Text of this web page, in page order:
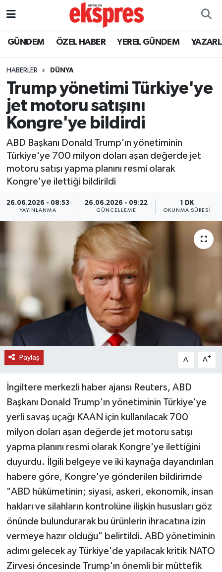
GÜNDEM ÖZEL HABER YEREL GÜNDEM
HABERLER DÜNYA
Trump yönetimi Türkiye'ye
jet motoru satışını
Kongre'ye bildirdi
ABD Başkanı Donald Trump’ın yönetiminin
Türkiye'ye 700 milyon doları aşan değerde jet
motoru satışı yapma planını resmi olarak
Kongre'ye ilettiği bildirildi
26.06.2026 - 08:53
YAYINLANMA
26.06.2026 - 09:22
GÜNCELLEME
1 DK
OKUNMA SÜRESI
Paylaş A- A+
İngiltere merkezli haber ajansı Reuters, ABD
Başkanı Donald Trump’ın yönetiminin Türkiye'ye
yerli savaş uçağı KAAN için kullanılacak 700
milyon doları aşan değerde jet motoru satışı
yapma planını resmi olarak Kongre'ye ilettiğini
duyurdu. İlgili belgeye ve iki kaynağa dayandırılan
habere göre, Kongre'ye gönderilen bildirimde
"ABD hükümetinin; siyasi, askeri, ekonomik, insan
hakları ve silahların kontrolüne ilişkin hususları göz
önünde bulundurarak bu ürünlerin ihracatına izin
vermeye hazır olduğu" belirtildi. ABD yönetiminin
adımı gelecek ay Türkiye'de yapılacak kritik NATO
Zirvesi öncesinde Trump'ın önemli bir müttefik
ÖZEL HABER
YEREL GÜNDEM
EKONOMİ
KÜLTÜR - SANAT
SİYASET
SAĞLIK
RÖPORTAJ
VİDEO HABERLER
YAZARLAR
RESMİ İLAN
MAGAZİN
Nöbetçi Eczaneler
Trafik Durumu
Süper Lig Puan Durumu ve Fikstür
Tüm Manşetler
Son Dakika Haberleri
Haber Arşivi